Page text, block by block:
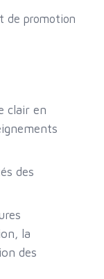
de promotion
clair en
des
la
des